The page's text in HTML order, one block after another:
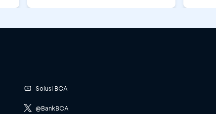
Solusi BCA
@BankBCA